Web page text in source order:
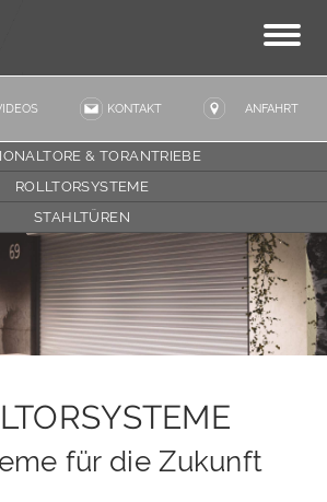
KONTAKT ANFAHRT
& TORANTRIEBE
ROLLTORSYSTEME
STAHLTÜREN
für die Zukunft